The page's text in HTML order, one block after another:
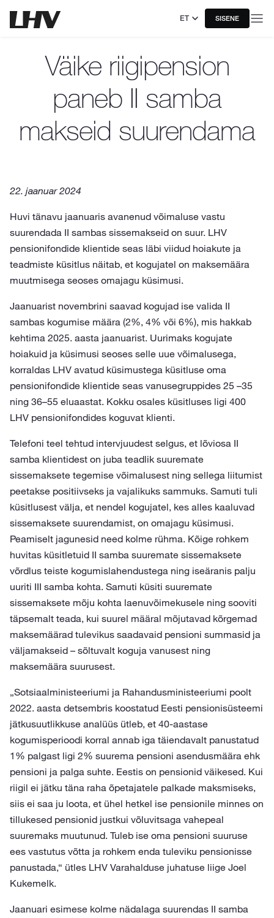
ET SISENE
Väike riigipension
paneb II samba
makseid suurendama
22. jaanuar 2024
Huvi tänavu jaanuaris avanenud võimaluse vastu
suurendada II sambas sissemakseid on suur. LHV
pensionifondide klientide seas läbi viidud hoiakute ja
teadmiste küsitlus näitab, et kogujatel on maksemäära
muutmisega seoses omajagu küsimusi.
Jaanuarist novembrini saavad kogujad ise valida II
sambas kogumise määra (2%, 4% või 6%), mis hakkab
kehtima 2025. aasta jaanuarist. Uurimaks kogujate
hoiakuid ja küsimusi seoses selle uue võimalusega,
korraldas LHV avatud küsimustega küsitluse oma
pensionifondide klientide seas vanusegruppides 25 –35
ning 36–55 eluaastat. Kokku osales küsitluses ligi 400
LHV pensionifondides koguvat klienti.
Telefoni teel tehtud intervjuudest selgus, et lõviosa II
samba klientidest on juba teadlik suuremate
sissemaksete tegemise võimalusest ning sellega liitumist
peetakse positiivseks ja vajalikuks sammuks. Samuti tuli
küsitlusest välja, et nendel kogujatel, kes alles kaaluvad
sissemaksete suurendamist, on omajagu küsimusi.
Peamiselt jagunesid need kolme rühma. Kõige rohkem
huvitas küsitletuid II samba suuremate sissemaksete
võrdlus teiste kogumislahendustega ning iseäranis palju
uuriti III samba kohta. Samuti küsiti suuremate
sissemaksete mõju kohta laenuvõimekusele ning sooviti
täpsemalt teada, kui suurel määral mõjutavad kõrgemad
maksemäärad tulevikus saadavaid pensioni summasid ja
väljamakseid – sõltuvalt koguja vanusest ning
maksemäära suurusest.
„Sotsiaalministeeriumi ja Rahandusministeeriumi poolt
2022. aasta detsembris koostatud Eesti pensionisüsteemi
jätkusuutlikkuse analüüs ütleb, et 40-aastase
kogumisperioodi korral annab iga täiendavalt panustatud
1% palgast ligi 2% suurema pensioni asendusmäära ehk
pensioni ja palga suhte. Eestis on pensionid väikesed. Kui
riigil ei jätku täna raha õpetajatele palkade maksmiseks,
siis ei saa ju loota, et ühel hetkel ise pensionile minnes on
tillukesed pensionid justkui võluvitsaga vahepeal
suuremaks muutunud. Tuleb ise oma pensioni suuruse
ees vastutus võtta ja rohkem enda tuleviku pensionisse
panustada,“ ütles LHV Varahalduse juhatuse liige Joel
Kukemelk.
Jaanuari esimese kolme nädalaga suurendas II samba